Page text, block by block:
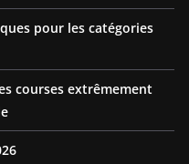
pour les catégories
courses extrêmement